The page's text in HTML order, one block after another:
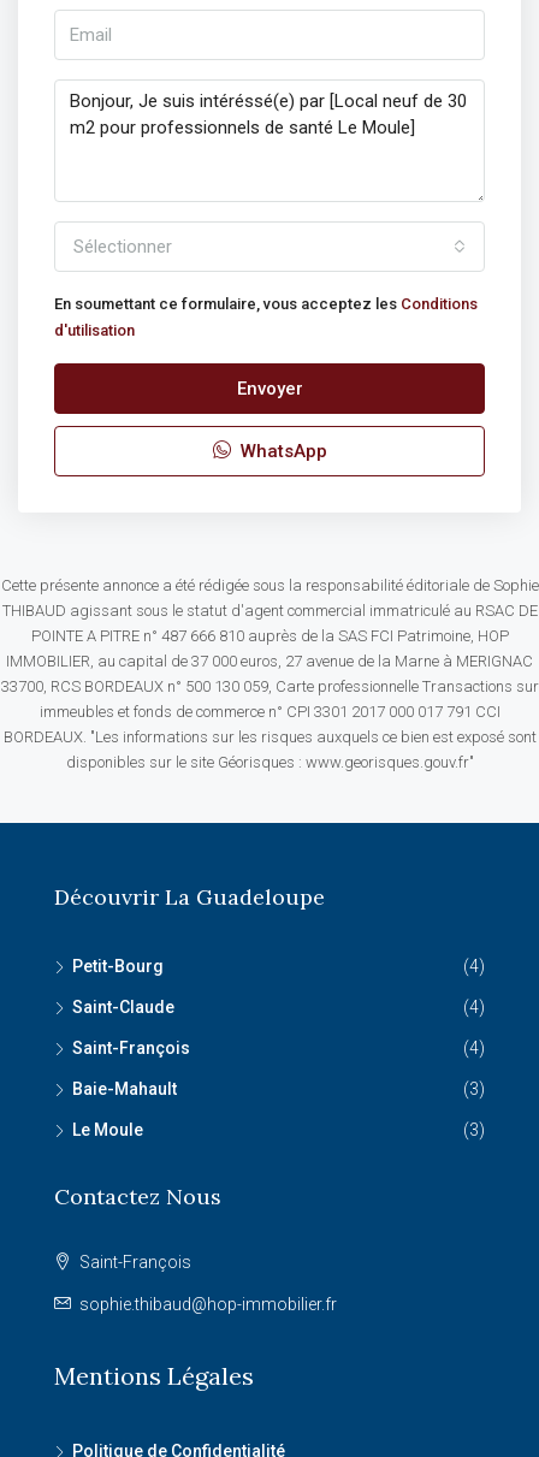
Sélectionner
En soumettant ce formulaire, vous acceptez les Conditions
d'utilisation
Envoyer
WhatsApp
Cette présente annonce a été rédigée sous la responsabilité éditoriale de Sophie
THIBAUD agissant sous le statut d'agent commercial immatriculé au RSAC DE
POINTE A PITRE n° 487 666 810 auprès de la SAS FCI Patrimoine, HOP
IMMOBILIER, au capital de 37 000 euros, 27 avenue de la Marne à MERIGNAC
33700, RCS BORDEAUX n° 500 130 059, Carte professionnelle Transactions sur
immeubles et fonds de commerce n° CPI 3301 2017 000 017 791 CCI
BORDEAUX. "Les informations sur les risques auxquels ce bien est exposé sont
disponibles sur le site Géorisques : www.georisques.gouv.fr"
Découvrir La Guadeloupe
Petit-Bourg (4)
Saint-Claude (4)
Saint-François (4)
Baie-Mahault (3)
Le Moule (3)
Contactez Nous
Saint-François
sophie.thibaud@hop-immobilier.fr
Mentions Légales
Politique de Confidentialité